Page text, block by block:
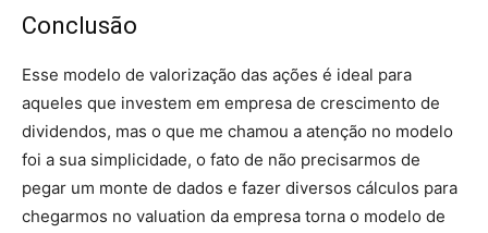
Conclusão
Esse modelo de valorização das ações é ideal para
aqueles que investem em empresa de crescimento de
dividendos, mas o que me chamou a atenção no modelo
foi a sua simplicidade, o fato de não precisarmos de
pegar um monte de dados e fazer diversos cálculos para
chegarmos no valuation da empresa torna o modelo de